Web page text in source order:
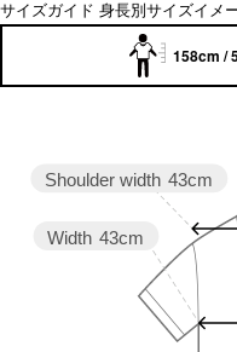
サイズガイド 身長別サイズイメ
158cm /
Width 43cm
Shoulder width 43cm